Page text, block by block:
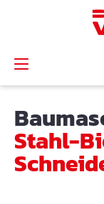
Stahl-